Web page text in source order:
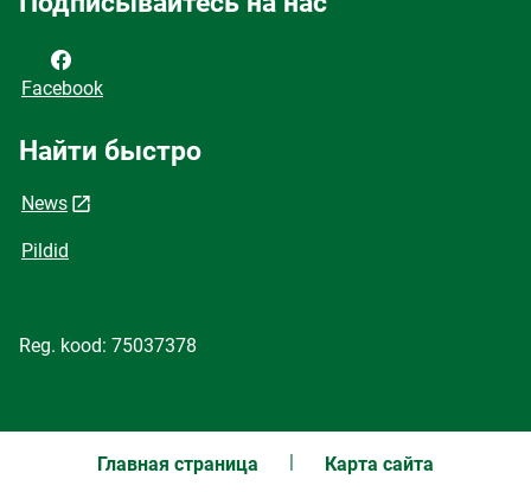
Facebook
Найти быстро
News
Pildid
Reg. kood: 75037378
Главная страница Карта сайта